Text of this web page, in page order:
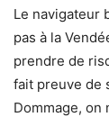
Le navigateur
pas à la
prendre de
fait preuve de
Dommage, on